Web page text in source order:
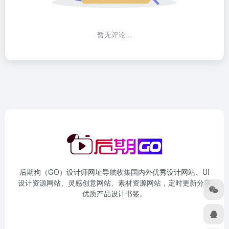
暂无评论...
后期狗（GO）设计师网址导航收集国内外优秀设计网站、UI
设计资源网站、灵感创意网站、素材资源网站，定时更新分享
优质产品设计书签。